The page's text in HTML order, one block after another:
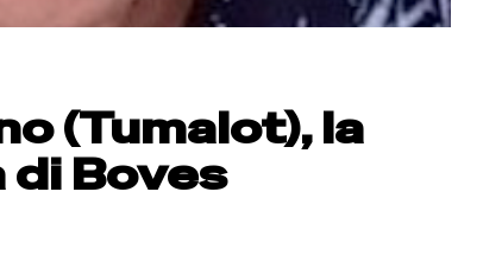
(Tumalot), la
di Boves